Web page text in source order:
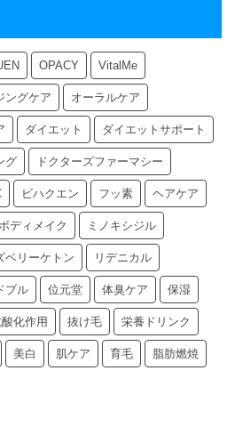
OPACY VitalMe
ングケア オーラルケア
ダイエット ダイエットサポート
グ ドクターズファーマシー
ビハクエン フッ素 ヘアケア
ディメイク ミノキシジル
ベリーケトン リデニカル
ブル 位元堂 体臭ケア 保湿
化作用 抜け毛 栄養ドリンク
美白 肌ケア 育毛 脂肪燃焼